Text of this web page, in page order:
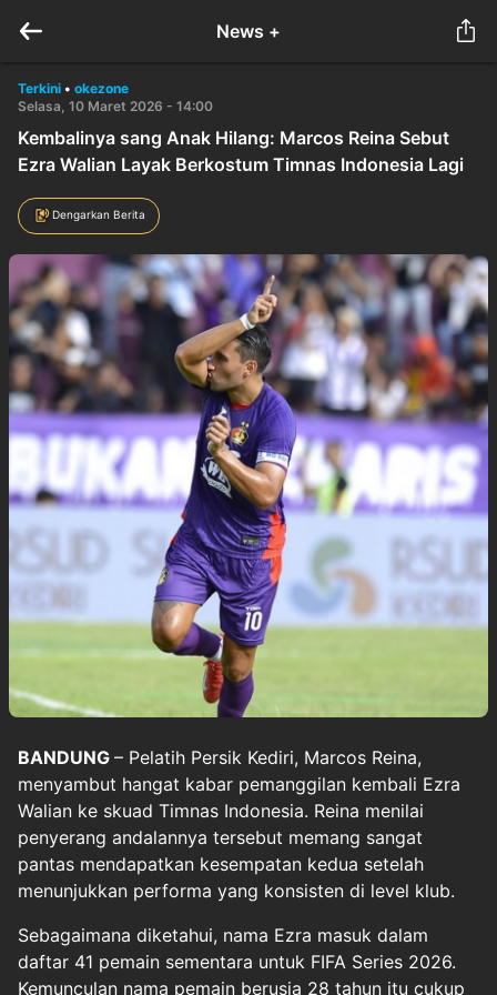
News +
Terkini • okezone
Selasa, 10 Maret 2026 - 14:00
Kembalinya sang Anak Hilang: Marcos Reina Sebut
Ezra Walian Layak Berkostum Timnas Indonesia Lagi
Dengarkan Berita
BANDUNG – Pelatih Persik Kediri, Marcos Reina,
menyambut hangat kabar pemanggilan kembali Ezra
Walian ke skuad Timnas Indonesia. Reina menilai
penyerang andalannya tersebut memang sangat
pantas mendapatkan kesempatan kedua setelah
menunjukkan performa yang konsisten di level klub.
Sebagaimana diketahui, nama Ezra masuk dalam
daftar 41 pemain sementara untuk FIFA Series 2026.
Kemunculan nama pemain berusia 28 tahun itu cukup